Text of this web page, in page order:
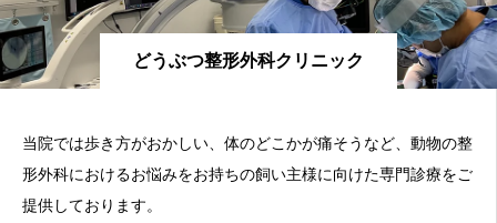
どうぶつ整形外科クリニック
当院では歩き方がおかしい、体のどこかが痛そうなど、動物の整
形外科におけるお悩みをお持ちの飼い主様に向けた専門診療をご
提供しております。